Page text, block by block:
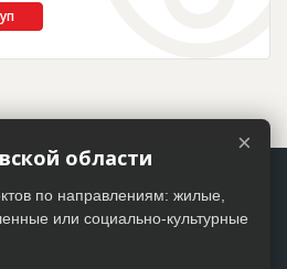
×
области
по направлениям: жилые,
или социально-культурные